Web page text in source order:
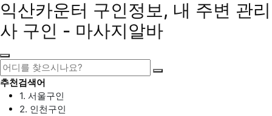
익산카운터 구인정보, 내 주변 관리
사 구인 - 마사지알바
추천검색어
1. 서울구인
2. 인천구인